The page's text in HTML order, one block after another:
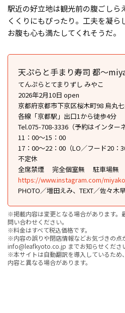
駅近の好立地は観光前の腹ごしら
くくりにもぴったり。工夫を凝ら
お腹も心も満たしてくれそうだ。
天ぷらと手まり寿司 都〜
てんぷらとてまりずし みやこ
2026年2月10日 open
京都府京都市下京区桜木町98 烏丸
各線「京都駅」出口1から徒歩4分
Tel.075-708-3336（予約はインター
11：00〜15：00
17：00〜22：00（LO／フード20：
不定休
全席禁煙
完全個室無
駐車場無
https://www.instagram.com/
PHOTO／増田えみ、TEXT／佐々木
※掲載内容は変更となる場合があります。
問い合わせください。
※料金はすべて税込価格です。
※内容の誤りや閉店情報などお気づきの点
info@leafkyoto.co.jp までお知らせくださ
※本サイトは自動翻訳を導入しているため
内容と異なる場合があります。